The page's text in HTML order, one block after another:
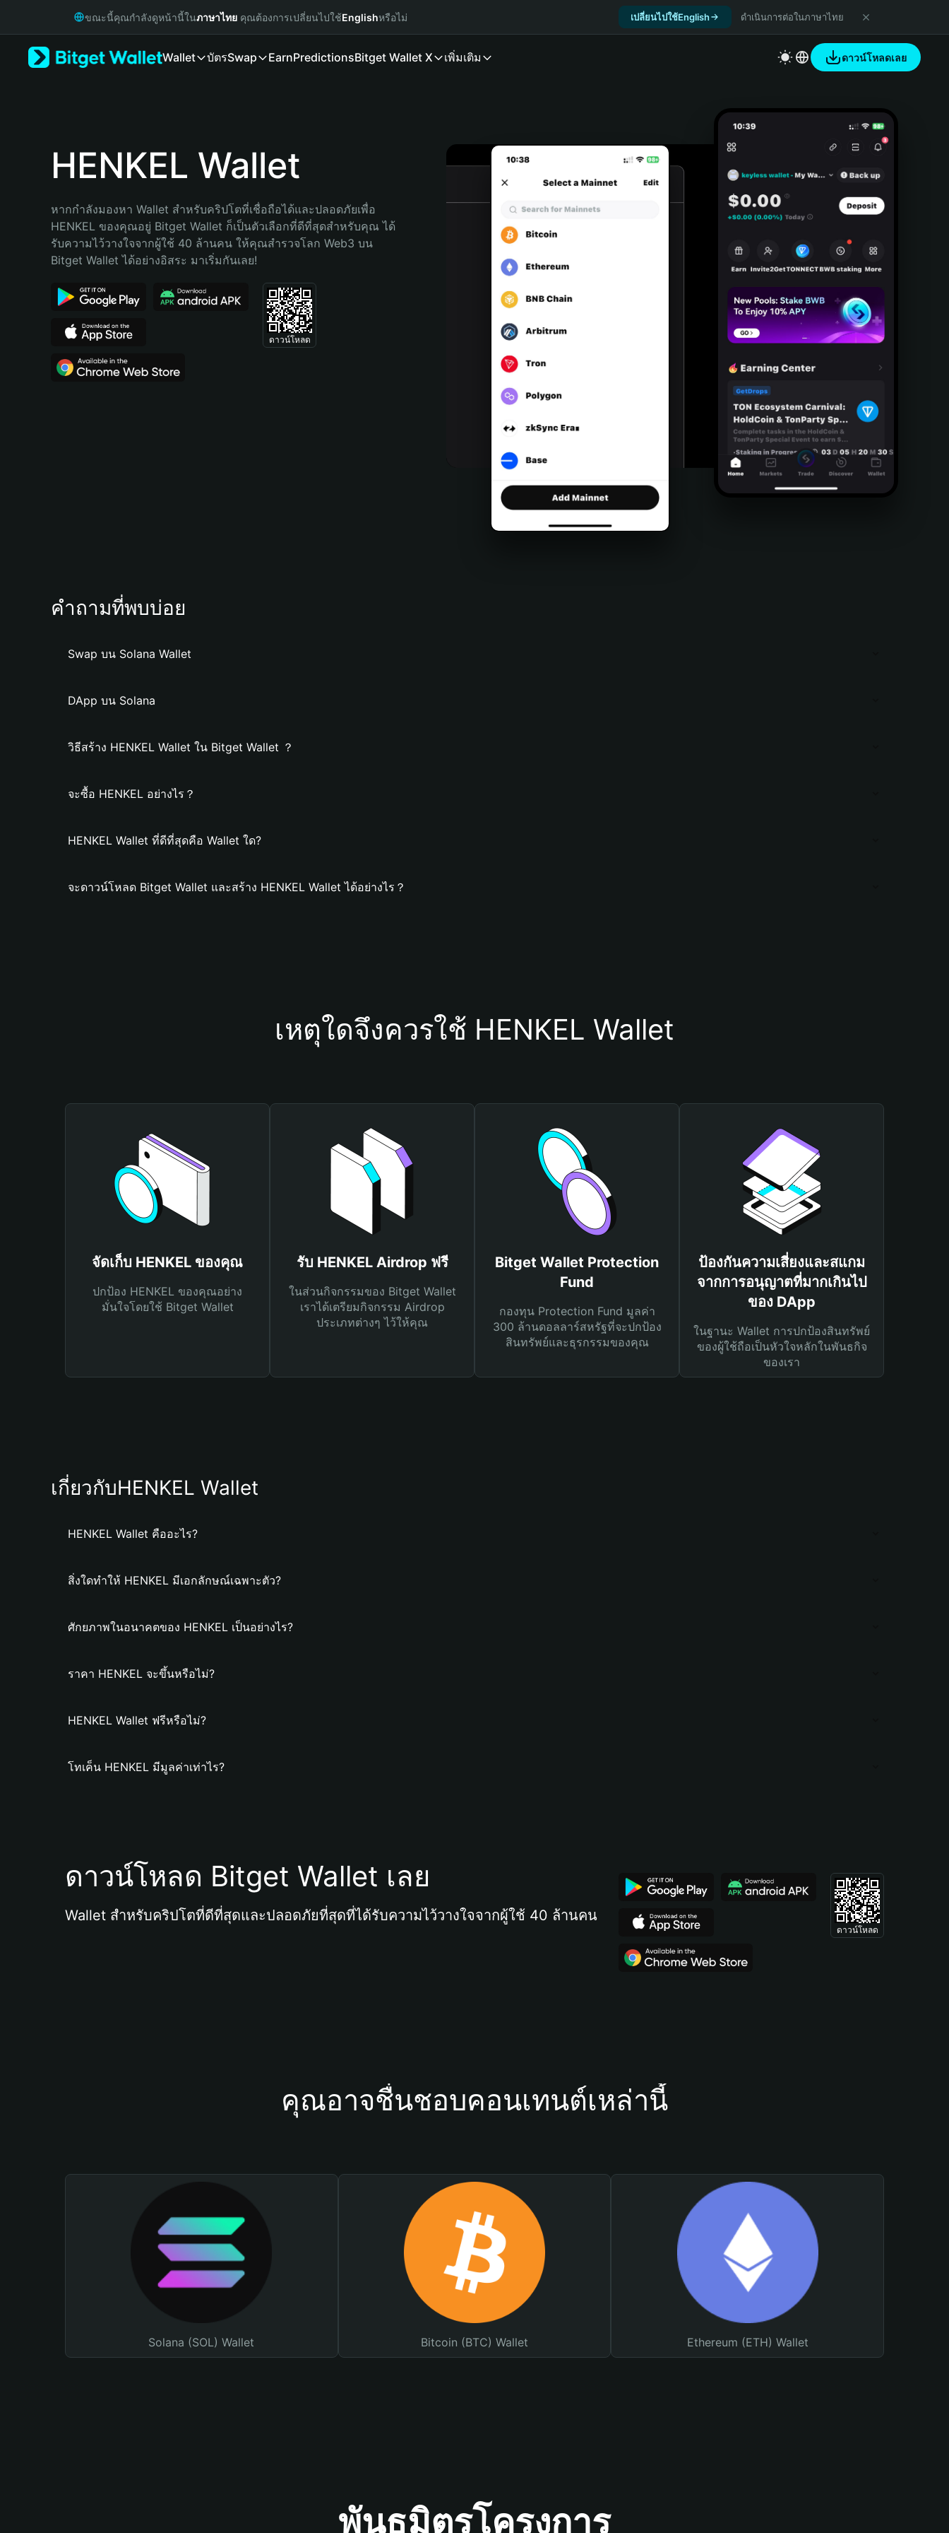
Русский
Bahasa Indonesia
Português (Brasil)
ขณะนี้คุณกำลังดูหน้านี้ในภาษาไทย คุณต้องการเปลี่ยนไปใช้Englishหรือไม่ เปลี่ยนไปใช้English ดำเนินการต่อในภาษาไทย
Wallet บัตรSwap EarnPredictionsBitget Wallet X เพิ่มเติม ดาวน์โหลดเลย
HENKEL Wallet
หากกำลังมองหา Wallet สำหรับคริปโตที่เชื่อถือได้และปลอดภัยเพื่อ
HENKEL ของคุณอยู่ Bitget Wallet ก็เป็นตัวเลือกที่ดีที่สุดสำหรับคุณ ได้
รับความไว้วางใจจากผู้ใช้ 40 ล้านคน ให้คุณสำรวจโลก Web3 บน
Bitget Wallet ได้อย่างอิสระ มาเริ่มกันเลย!
ดาวน์โหลด
คำถามที่พบบ่อย
Swap บน Solana Wallet
DApp บน Solana
วิธีสร้าง HENKEL Wallet ใน Bitget Wallet ？
จะซื้อ HENKEL อย่างไร？
HENKEL Wallet ที่ดีที่สุดคือ Wallet ใด?
จะดาวน์โหลด Bitget Wallet และสร้าง HENKEL Wallet ได้อย่างไร？
เหตุใดจึงควรใช้ HENKEL Wallet
จัดเก็บ HENKEL ของคุณ
ปกป้อง HENKEL ของคุณอย่าง
มั่นใจโดยใช้ Bitget Wallet
รับ HENKEL Airdrop ฟรี
ในส่วนกิจกรรมของ Bitget Wallet
เราได้เตรียมกิจกรรม Airdrop
ประเภทต่างๆ ไว้ให้คุณ
Bitget Wallet Protection
Fund
กองทุน Protection Fund มูลค่า
300 ล้านดอลลาร์สหรัฐที่จะปกป้อง
สินทรัพย์และธุรกรรมของคุณ
ป้องกันความเสี่ยงและสแกม
จากการอนุญาตที่มากเกินไป
ของ DApp
ในฐานะ Wallet การปกป้องสินทรัพย์
ของผู้ใช้ถือเป็นหัวใจหลักในพันธกิจ
ของเรา
เกี่ยวกับHENKEL Wallet
HENKEL Wallet คืออะไร?
สิ่งใดทำให้ HENKEL มีเอกลักษณ์เฉพาะตัว?
ศักยภาพในอนาคตของ HENKEL เป็นอย่างไร?
ราคา HENKEL จะขึ้นหรือไม่?
HENKEL Wallet ฟรีหรือไม่?
โทเค็น HENKEL มีมูลค่าเท่าไร?
ดาวน์โหลด Bitget Wallet เลย
Wallet สำหรับคริปโตที่ดีที่สุดและปลอดภัยที่สุดที่ได้รับความไว้วางใจจากผู้ใช้ 40 ล้านคน
ดาวน์โหลด
คุณอาจชื่นชอบคอนเทนต์เหล่านี้
Solana (SOL) Wallet Bitcoin (BTC) Wallet Ethereum (ETH) Wallet
พันธมิตรโครงการ